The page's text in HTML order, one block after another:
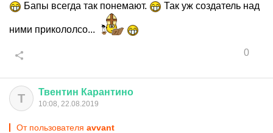
Бапы всегда так понемают. Так уж создатель над
ними прикололсо...
0
Т Твентин Карантино
10:08, 22.08.2019
От пользователя avvant